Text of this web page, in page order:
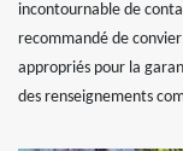
incontournable de
recommandé de
appropriés pour la
des renseignements